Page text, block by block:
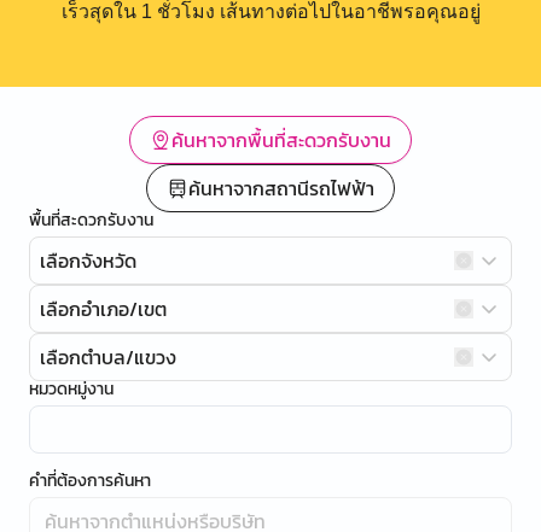
เร็วสุดใน 1 ชั่วโมง เส้นทางต่อไปในอาชีพรอคุณอยู่
ค้นหาจากพื้นที่สะดวกรับงาน
ค้นหาจากสถานีรถไฟฟ้า
พื้นที่สะดวกรับงาน
เลือกจังหวัด
เลือกอำเภอ/เขต
เลือกตำบล/แขวง
หมวดหมู่งาน
คำที่ต้องการค้นหา